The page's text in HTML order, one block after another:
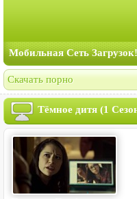
Мобильная Сеть Загрузок!
Скачать порно
Тёмное дитя (1